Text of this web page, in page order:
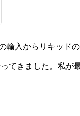
輸入からリキッド
てきました。私が